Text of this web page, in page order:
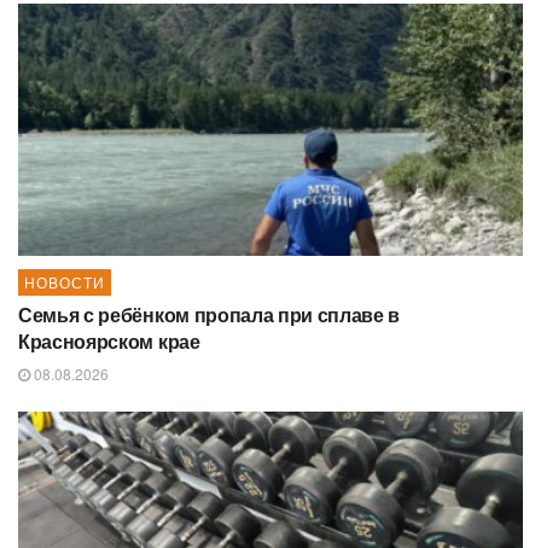
НОВОСТИ
Семья с ребёнком пропала при сплаве в
Красноярском крае
08.08.2026